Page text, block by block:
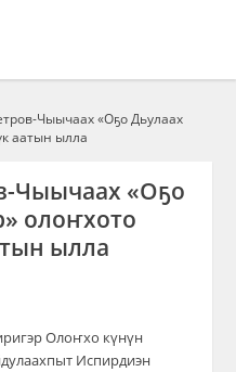
Чыычаах «Оҕо Дьулаах
аатын ылла
Чыычаах «Оҕо
олоҥхото
ылла
Олоҥхо күнүн
Испирдиэн